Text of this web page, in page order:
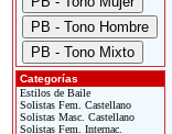
Categorías
Estilos de Baile
Solistas Fem. Castellano
Solistas Masc. Castellano
Solistas Fem. Internac.